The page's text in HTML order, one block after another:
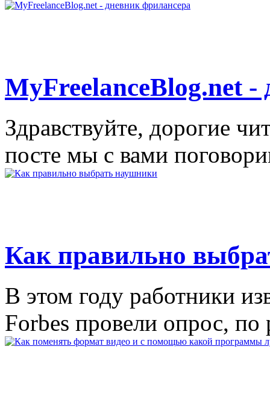
MyFreelanceBlog.net -
Здравствуйте, дорогие
посте мы с вами
Как правильно
В этом году работники
Forbes провели опрос, по